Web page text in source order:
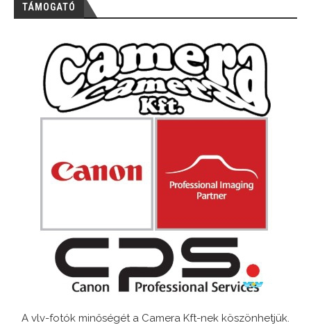
TÁMOGATÓ
A vlv-fotók minőségét a Camera Kft-nek köszönhetjük.